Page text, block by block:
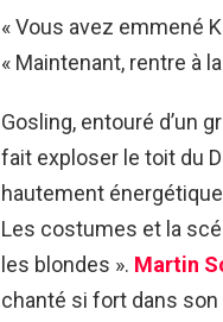
« Vous avez emmené
« Maintenant, rentre à
Gosling, entouré d’un
fait exploser le toit du
hautement
Les costumes et la
les blondes ». Martin
chanté si fort dans son